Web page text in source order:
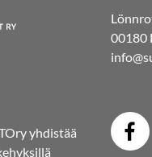
yhdistää
00180